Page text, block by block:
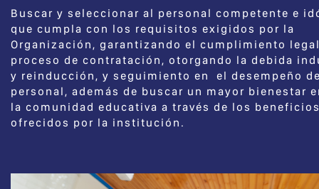
Buscar y seleccionar al personal competente e
que cumpla con los requisitos exigidos por la
Organización, garantizando el cumplimiento
proceso de contratación, otorgando la debida
y reinducción, y seguimiento en el desempeño
personal, además de buscar un mayor bienestar
la comunidad educativa a través de los
ofrecidos por la institución.